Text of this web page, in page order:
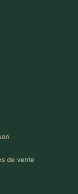
de vente